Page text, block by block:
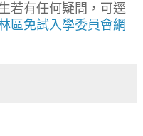
若有任何疑問，可逕
區免試入學委員會網